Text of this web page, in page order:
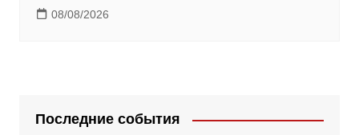
08/08/2026
Последние события